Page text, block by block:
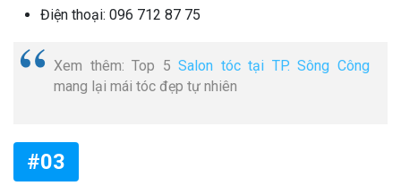
Điện thoại: 096 712 87 75
Xem thêm: Top 5Salon tóc tại TP. Sông Công
mang lại mái tóc đẹp tự nhiên
#03